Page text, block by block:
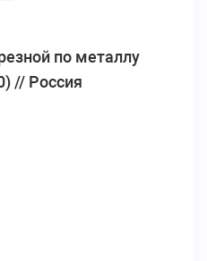
по металлу
// Россия